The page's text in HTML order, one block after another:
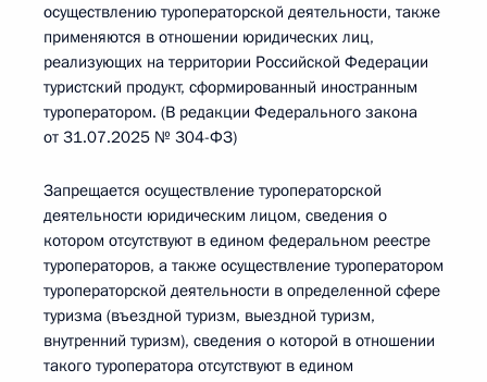
осуществлению туроператорской деятельности, также
применяются в отношении юридических лиц,
реализующих на территории Российской Федерации
туристский продукт, сформированный иностранным
туроператором. (В редакции Федерального закона
от 31.07.2025 № 304-ФЗ)
Запрещается осуществление туроператорской
деятельности юридическим лицом, сведения о
котором отсутствуют в едином федеральном реестре
туроператоров, а также осуществление туроператором
туроператорской деятельности в определенной сфере
туризма (въездной туризм, выездной туризм,
внутренний туризм), сведения о которой в отношении
такого туроператора отсутствуют в едином